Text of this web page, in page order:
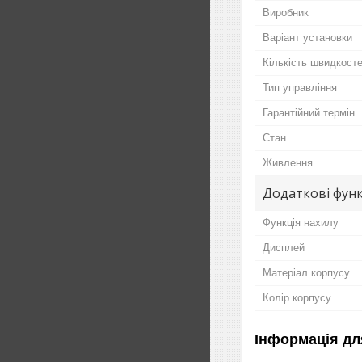
Виробник
Варіант установки
Кількість
Тип управління
Гарантійний термін
Стан
Живлення
Додаткові
Функція нахилу
Дисплей
Матеріал корпусу
Колір корпусу
Інформація